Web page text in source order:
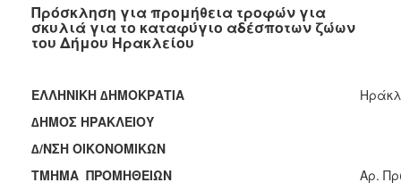
2022
2021
Πρόσκληση για προμήθεια τροφών για
σκυλιά για το καταφύγιο αδέσποτων ζώων
του Δήμου Ηρακλείου
ΕΛΛΗΝΙΚΗ ∆ΗΜΟΚΡΑΤΙΑ
∆ΗΜΟΣ ΗΡΑΚΛΕΙΟΥ
∆/ΝΣΗ ΟΙΚΟΝΟΜΙΚΩΝ
ΤΜΗΜΑ ΠΡΟΜΗΘΕΙΩΝ
Aρ.